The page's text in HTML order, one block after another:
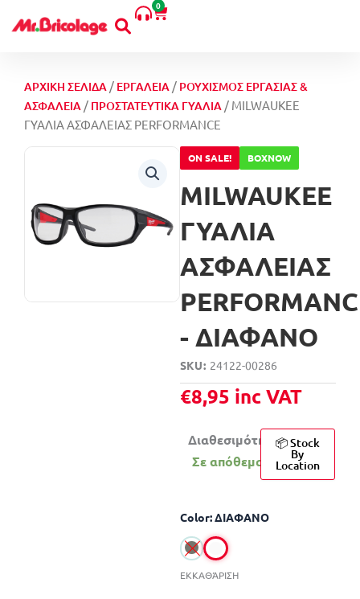
στο
0
Cart
ΑΡΧΙΚΉ ΣΕΛΊΔΑ / ΕΡΓΑΛΕΊΑ / ΡΟΥΧΙΣΜΌΣ ΕΡΓΑΣΊΑΣ &
ΑΣΦΆΛΕΙΑ / ΠΡΟΣΤΑΤΕΥΤΙΚΆ ΓΥΑΛΙΆ / MILWAUKEE
ΓΥΑΛΙΑ ΑΣΦΑΛΕΙΑΣ PERFORMANCE
ON SALE! BOXNOW
MILWAUKEE
ΓΥΑΛΙΑ
ΑΣΦΑΛΕΙΑΣ
- ΔΙΑΦΑΝΟ
SKU 24122-00286
€8,95 inc VAT
Διαθεσιμότητα:
Σε απόθεμα
📦 Stock
By
Location
Color: ΔΙΑΦΑΝΟ
ΕΚΚΑΘΆΡΙΣΗ
MILWAUKEE
ΓΥΑΛΙΑ
ΑΣΦΑΛΕΙΑΣ
PERFORMANCE
ποσότητα